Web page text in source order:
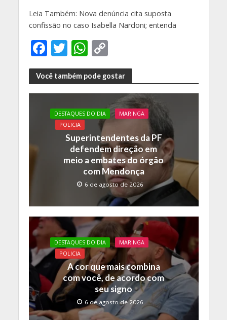
Leia Também: Nova denúncia cita suposta
confissão no caso Isabella Nardoni; entenda
F
ac
e
b
o
o
T
w
itt
er
W
h
at
s
A
p
p
C
o
p
y
Li
n
k
Você também pode gostar
DESTAQUES DO DIA
MARINGA
POLICIA
Superintendentes da PF
defendem direção em
meio a embates do órgão
com Mendonça
6 de agosto de 2026
DESTAQUES DO DIA
MARINGA
POLICIA
A cor que mais combina
com você, de acordo com
seu signo
6 de agosto de 2026